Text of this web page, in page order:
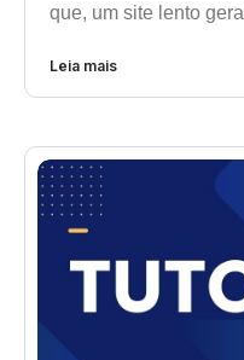
que, um site lento
Leia mais